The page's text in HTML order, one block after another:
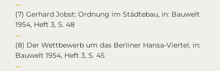
←
(7) Gerhard Jobst: Ordnung im Städtebau, in: Bauwelt
1954, Heft 3, S. 48
←
(8) Der Wettbewerb um das Berliner Hansa-Viertel, in:
Bauwelt 1954, Heft 3, S. 45
←